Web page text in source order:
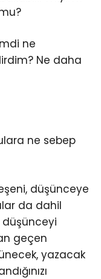
ne
Ne daha
ne sebep
düşünceye
da dahil
geçen
yazacak